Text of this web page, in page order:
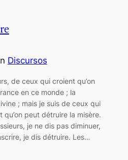
Discursos
de ceux qui croient qu’on
en ce monde ; la
; mais je suis de ceux qui
peut détruire la misère.
je ne dis pas diminuer,
je dis détruire. Les…